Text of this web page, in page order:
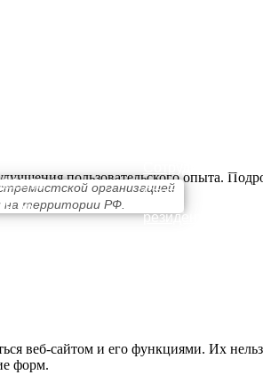
пользовательского опыта.
веб-сайтом и его функциями. Их
форм.
организацией
на территории РФ.
56
Стать
резидентом